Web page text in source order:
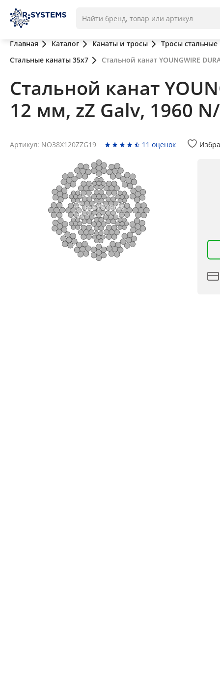
Главная Каталог Канаты и тросы
Тросы стальные
Стальные канаты 35x7
Стальной канат YOUNGWIRE
Стальной канат
12 мм, zZ Galv, 1960
Артикул: NO38X120ZZG19 11 оценок